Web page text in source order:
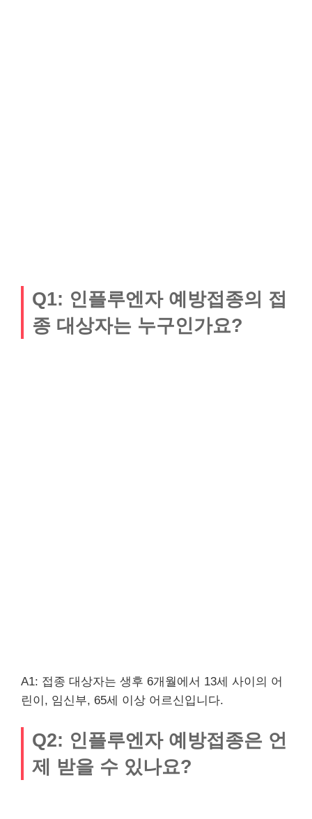
Q1: 인플루엔자 예방접종의 접
종 대상자는 누구인가요?
A1: 접종 대상자는 생후 6개월에서 13세 사이의 어
린이, 임신부, 65세 이상 어르신입니다.
Q2: 인플루엔자 예방접종은 언
제 받을 수 있나요?